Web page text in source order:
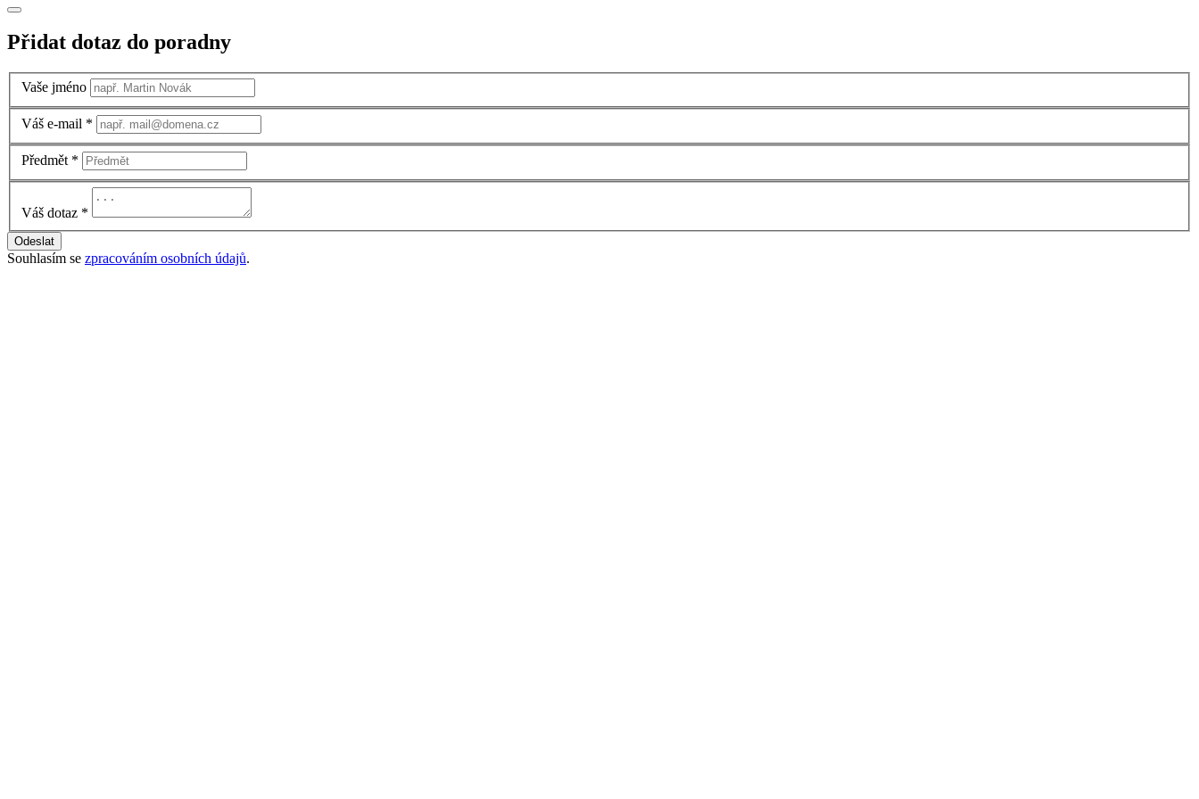
Přidat dotaz do poradny
Vaše jméno
Váš e-mail *
Předmět *
Váš dotaz *
Odeslat
Souhlasím se zpracováním osobních údajů.